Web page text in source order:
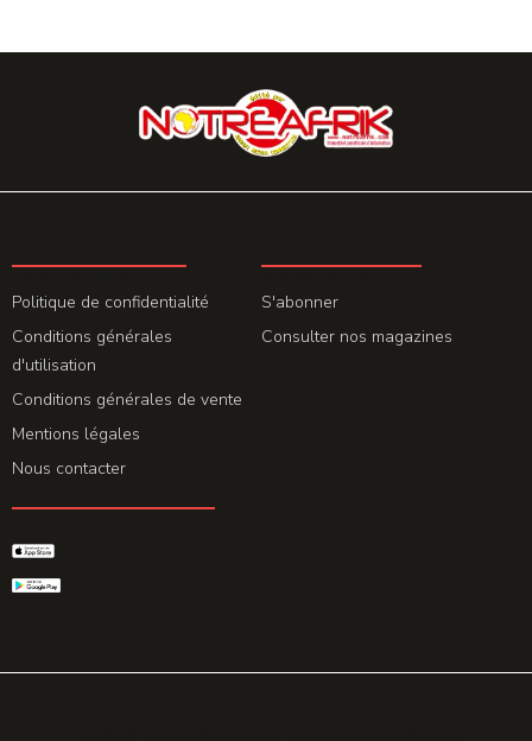
Politique de confidentialité
Conditions générales
d'utilisation
Conditions générales de vente
Mentions légales
Nous contacter
S'abonner
Consulter nos magazines